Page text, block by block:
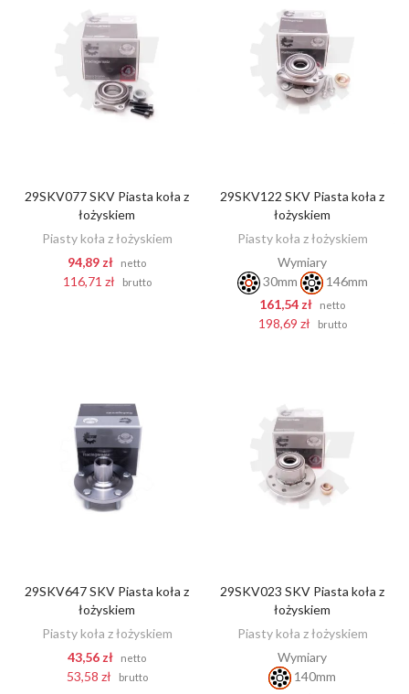
DODAJ DO KOSZYKA
29SKV077 SKV Piasta koła z
łożyskiem
Piasty koła z łożyskiem
94,89 zł
netto
116,71 zł brutto
DODAJ DO KOSZYKA
29SKV122 SKV Piasta koła z
łożyskiem
Piasty koła z łożyskiem
Wymiary
30mm
146mm
161,54 zł
netto
198,69 zł brutto
DODAJ DO KOSZYKA
29SKV647 SKV Piasta koła z
łożyskiem
Piasty koła z łożyskiem
43,56 zł
netto
53,58 zł brutto
DODAJ DO KOSZYKA
29SKV023 SKV Piasta koła z
łożyskiem
Piasty koła z łożyskiem
Wymiary
140mm